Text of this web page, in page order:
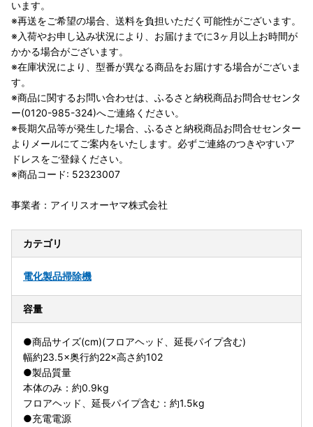
います。
※再送をご希望の場合、送料を負担いただく可能性がございます。
※入荷やお申し込み状況により、お届けまでに3ヶ月以上お時間が
かかる場合がございます。
※在庫状況により、型番が異なる商品をお届けする場合がございま
す。
※商品に関するお問い合わせは、ふるさと納税商品お問合せセンタ
ー(0120-985-324)へご連絡ください。
※長期欠品等が発生した場合、ふるさと納税商品お問合せセンター
よりメールにてご案内をいたします。必ずご連絡のつきやすいア
ドレスをご登録ください。
※商品コード: 52323007
事業者：アイリスオーヤマ株式会社
カテゴリ
電化製品掃除機
容量
●商品サイズ(cm)(フロアヘッド、延長パイプ含む)
幅約23.5×奥行約22×高さ約102
●製品質量
本体のみ：約0.9kg
フロアヘッド、延長パイプ含む：約1.5kg
●充電電源